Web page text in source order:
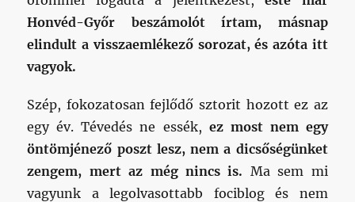
Honvéd-Győr beszámolót írtam, másnap
elindult a visszaemlékező sorozat, és azóta itt
vagyok.
Szép, fokozatosan fejlődő sztorit hozott ez az
egy év. Tévedés ne essék, ez most nem egy
öntömjénező poszt lesz, nem a dicsőségünket
zengem, mert az még nincs is. Ma sem mi
vagyunk a legolvasottabb fociblog és nem